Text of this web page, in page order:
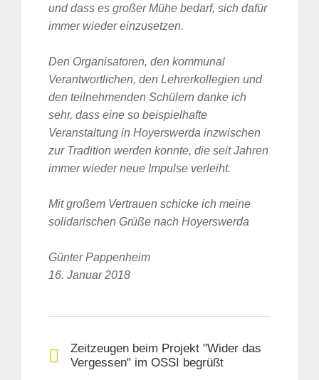
und dass es großer Mühe bedarf, sich dafür
immer wieder einzusetzen.
Den Organisatoren, den kommunal
Verantwortlichen, den Lehrerkollegien und
den teilnehmenden Schülern danke ich
sehr, dass eine so beispielhafte
Veranstaltung in Hoyerswerda inzwischen
zur Tradition werden konnte, die seit Jahren
immer wieder neue Impulse verleiht.
Mit großem Vertrauen schicke ich meine
solidarischen Grüße nach Hoyerswerda
Günter Pappenheim
16. Januar 2018
Zeitzeugen beim Projekt "Wider das
Vergessen" im OSSI begrüßt